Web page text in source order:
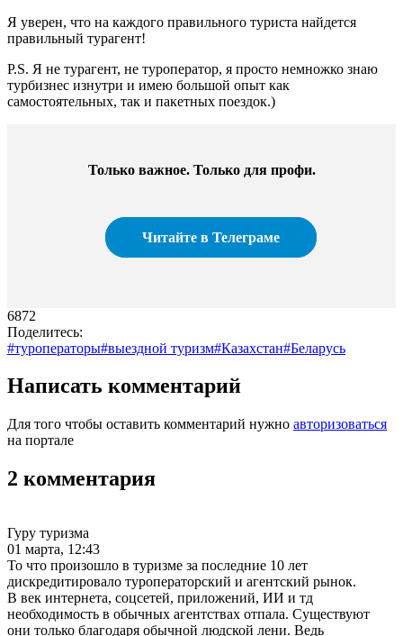
Я уверен, что на каждого правильного туриста найдется
правильный турагент!
P.S. Я не турагент, не туроператор, я просто немножко знаю
турбизнес изнутри и имею большой опыт как
самостоятельных, так и пакетных поездок.)
Только важное. Только для профи.​
Читайте в Телеграме
6872
Поделитесь:
#туроператоры#выездной туризм#Казахстан#Беларусь
Написать комментарий
Для того чтобы оставить комментарий нужно авторизоваться
на портале
2 комментария
Гуру туризма
01 марта, 12:43
То что произошло в туризме за последние 10 лет
дискредитировало туроператорский и агентский рынок.
В век интернета, соцсетей, приложений, ИИ и тд
необходимость в обычных агентствах отпала. Существуют
они только благодаря обычной людской лени. Ведь